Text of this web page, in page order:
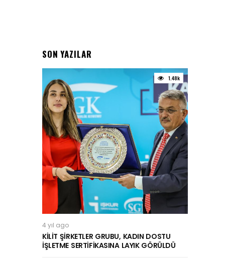
SON YAZILAR
1.48k
4 yıl ago
KİLİT ŞİRKETLER GRUBU, KADIN DOSTU
İŞLETME SERTİFİKASINA LAYIK GÖRÜLDÜ